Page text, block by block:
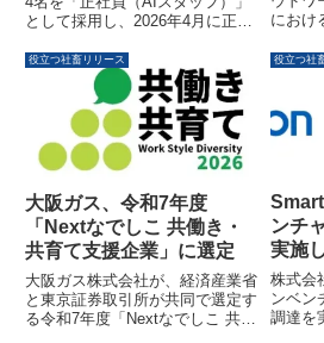
として採用し、2026年4月に正式
ました。この取り組みは、AIと人
間が役割・責任・個性を持って同
じチームを組む、次世代の組織モ
デルを兵庫県姫路市から発信する
挑戦です。
におけ
「中国
雇用創
府県で
役立つ社畜リリース
大阪ガス、令和7年度
「Nextなでしこ 共働き・
共育て支援企業」に選定
大阪ガス株式会社が、経済産業省
と東京証券取引所が共同で選定す
る令和7年度「Nextなでしこ 共働
役立つ社
ンチ
実施
で製
株式会
ンベン
調達を